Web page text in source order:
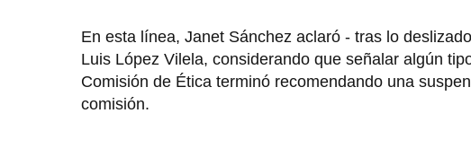
En esta línea, Janet Sánchez aclaró - tras lo
Luis López Vilela, considerando que señalar algún
Comisión de Ética terminó recomendando una
comisión.